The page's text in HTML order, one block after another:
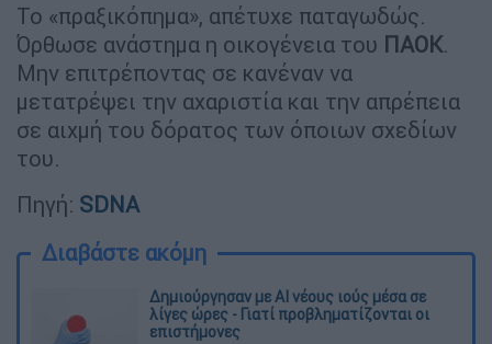
Το «πραξικόπημα», απέτυχε παταγωδώς.
Όρθωσε ανάστημα η οικογένεια του ΠΑΟΚ.
Μην επιτρέποντας σε κανέναν να
μετατρέψει την αχαριστία και την απρέπεια
σε αιχμή του δόρατος των όποιων σχεδίων
του.
Πηγή: SDNA
Διαβάστε ακόμη
Δημιούργησαν με AI νέους ιούς μέσα σε
λίγες ώρες - Γιατί προβληματίζονται οι
επιστήμονες